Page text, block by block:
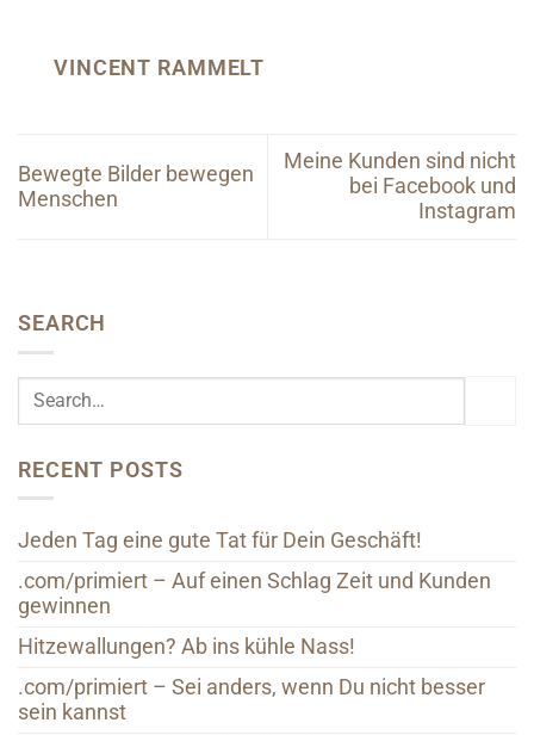
VINCENT RAMMELT
Bewegte Bilder bewegen
Menschen
Meine Kunden sind nicht
bei Facebook und
Instagram
SEARCH
RECENT POSTS
Jeden Tag eine gute Tat für Dein Geschäft!
.com/primiert – Auf einen Schlag Zeit und Kunden
gewinnen
Hitzewallungen? Ab ins kühle Nass!
.com/primiert – Sei anders, wenn Du nicht besser
sein kannst